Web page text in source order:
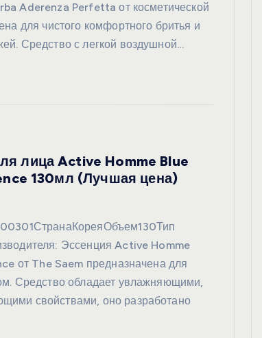
Aderenza Perfetta от косметической
для чистого комфортного бритья и
Средство с легкой воздушной…
лица Active Homme Blue
130мл (Лучшая цена)
Эссенция Active Homme
от The Saem предназначена для
Средство обладает увлажняющими,
свойствами, оно разработано